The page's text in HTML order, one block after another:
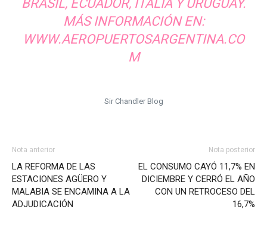
BRASIL, ECUADOR, ITALIA Y URUGUAY.
MÁS INFORMACIÓN EN:
WWW.AEROPUERTOSARGENTINA.CO
M
Sir Chandler Blog
Nota anterior
LA REFORMA DE LAS
ESTACIONES AGÜERO Y
MALABIA SE ENCAMINA A LA
ADJUDICACIÓN
Nota posterior
EL CONSUMO CAYÓ 11,7% EN
DICIEMBRE Y CERRÓ EL AÑO
CON UN RETROCESO DEL
16,7%